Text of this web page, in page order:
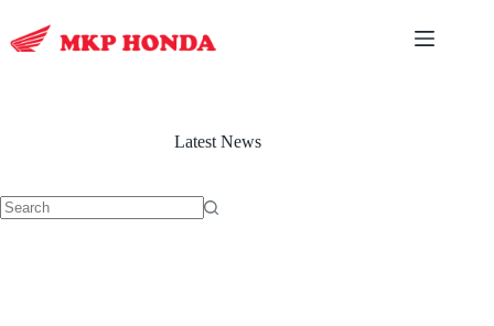
content
Latest News